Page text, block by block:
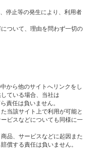
停止等の発生により、利用者
ついて、理由を問わず一切の
から他のサイトへリンクをし
ている場合、当社は
責任は負いません。
当該サイト上で利用が可能と
ビスなどについても同様に一
品、サービスなどに起因また
償する責任は負いません。